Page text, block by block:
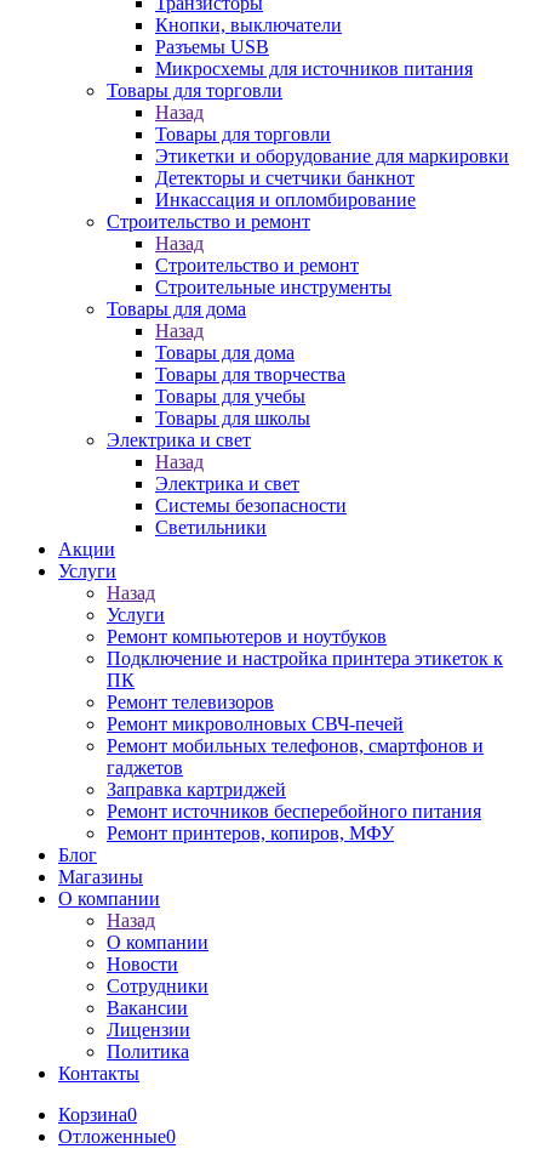
Кнопки, выключатели
Разъемы USB
Микросхемы для источников питания
Товары для торговли
Назад
Товары для торговли
Этикетки и оборудование для маркировки
Детекторы и счетчики банкнот
Инкассация и опломбирование
Строительство и ремонт
Назад
Строительство и ремонт
Строительные инструменты
Товары для дома
Назад
Товары для дома
Товары для творчества
Товары для учебы
Товары для школы
Электрика и свет
Назад
Электрика и свет
Системы безопасности
Светильники
Акции
Услуги
Назад
Услуги
Ремонт компьютеров и ноутбуков
Подключение и настройка принтера этикеток к
ПК
Ремонт телевизоров
Ремонт микроволновых СВЧ-печей
Ремонт мобильных телефонов, смартфонов и
гаджетов
Заправка картриджей
Ремонт источников бесперебойного питания
Ремонт принтеров, копиров, МФУ
Блог
Магазины
О компании
Назад
О компании
Новости
Сотрудники
Вакансии
Лицензии
Политика
Контакты
Корзина0
Отложенные0